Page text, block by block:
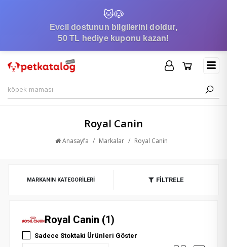
🐱🐶
Evcil dostunun bilgilerini doldur,
50 TL hediye kuponu kazan!
Royal Canin
Anasayfa / Markalar / Royal Canin
MARKANIN KATEGORILERI FİLTRELE
Royal Canin (1)
Sadece Stoktaki Ürünleri Göster